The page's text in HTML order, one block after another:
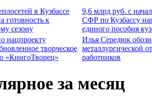
в Кузбассе
готовность к
сезону
9,6 млрд руб. с
СФР по Кузбассу
единого пособия
нацпроекту
творческое
«КнигоТворец»
Илья Середюк
металлургической
работников
за месяц